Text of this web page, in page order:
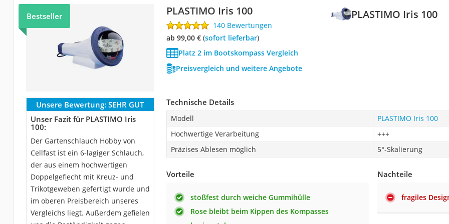
PLASTIMO Iris 100
Bestseller PLASTIMO Iris 100
140 Bewertungen
ab 99,00 €( Sofort lieferbar)
Platz 2 im Bootskompass Vergleich
Preisvergleich und weitere Angebote
Unsere Bewertung: SEHR GUT
Unser Fazit für PLASTIMO Iris
100:
Der Gartenschlauch Hobby von
Cellfast ist ein 6-lagiger Schlauch,
der aus einem hochwertigen
Doppelgeflecht mit Kreuz- und
Trikotgeweben gefertigt wurde und
im oberen Preisbereich unseres
Vergleichs liegt. Außerdem gefielen
Technische Details
Modell
PLASTIMO Iris 100
Hochwertige Verarbeitung
+++
Präzises Ablesen möglich
5°-Skalierung
Vorteile
stoßfest durch weiche Gummihülle
Rose bleibt beim Kippen des Kompasses
Nachteile
fragiles